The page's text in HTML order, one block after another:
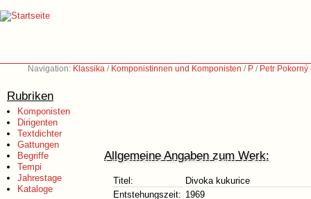
Navigation: Klassika / Komponistinnen und Komponisten / P / Petr
Rubriken
Komponisten
Dirigenten
Textdichter
Gattungen
Begriffe
Tempi
Jahrestage
Kataloge
Allgemeine Angaben zum Werk:
Titel:
Divoka kukurice
Entstehungszeit: 1969